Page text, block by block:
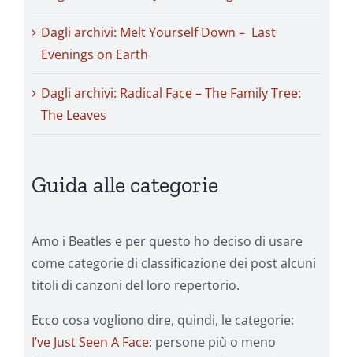
Dagli archivi: Melt Yourself Down – Last
Evenings on Earth
Dagli archivi: Radical Face – The Family Tree:
The Leaves
Guida alle categorie
Amo i Beatles e per questo ho deciso di usare
come categorie di classificazione dei post alcuni
titoli di canzoni del loro repertorio.
Ecco cosa vogliono dire, quindi, le categorie:
I’ve Just Seen A Face: persone più o meno